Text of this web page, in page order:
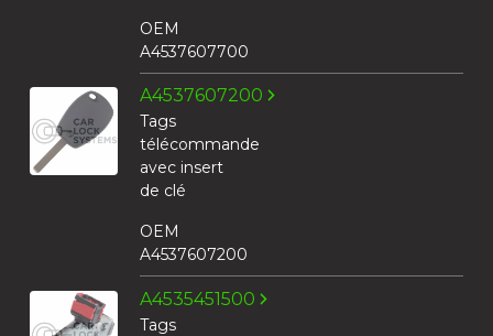
OEM
A4537607700
A4537607200
Tags
télécommande
avec insert
de clé
OEM
A4537607200
A4535451500
Tags